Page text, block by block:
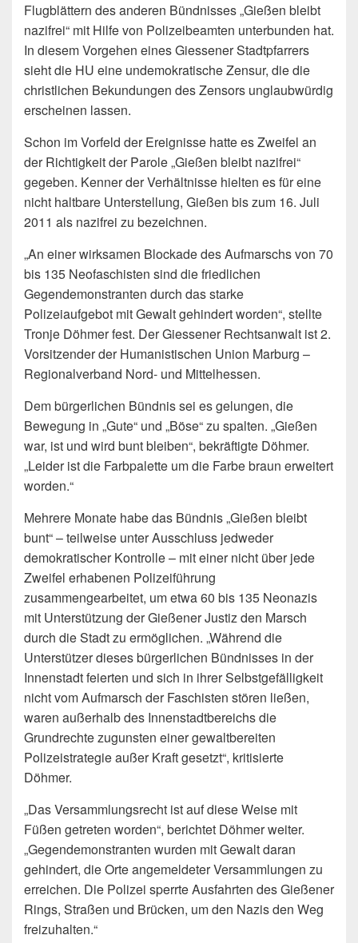
Flugblättern des anderen Bündnisses „Gießen bleibt
nazifrei“ mit Hilfe von Polizeibeamten unterbunden hat.
In diesem Vorgehen eines Giessener Stadtpfarrers
sieht die HU eine undemokratische Zensur, die die
christlichen Bekundungen des Zensors unglaubwürdig
erscheinen lassen.
Schon im Vorfeld der Ereignisse hatte es Zweifel an
der Richtigkeit der Parole „Gießen bleibt nazifrei“
gegeben. Kenner der Verhältnisse hielten es für eine
nicht haltbare Unterstellung, Gießen bis zum 16. Juli
2011 als nazifrei zu bezeichnen.
„An einer wirksamen Blockade des Aufmarschs von 70
bis 135 Neofaschisten sind die friedlichen
Gegendemonstranten durch das starke
Polizeiaufgebot mit Gewalt gehindert worden“, stellte
Tronje Döhmer fest. Der Giessener Rechtsanwalt ist 2.
Vorsitzender der Humanistischen Union Marburg –
Regionalverband Nord- und Mittelhessen.
Dem bürgerlichen Bündnis sei es gelungen, die
Bewegung in „Gute“ und „Böse“ zu spalten. „Gießen
war, ist und wird bunt bleiben“, bekräftigte Döhmer.
„Leider ist die Farbpalette um die Farbe braun erweitert
worden.“
Mehrere Monate habe das Bündnis „Gießen bleibt
bunt“ – teilweise unter Ausschluss jedweder
demokratischer Kontrolle – mit einer nicht über jede
Zweifel erhabenen Polizeiführung
zusammengearbeitet, um etwa 60 bis 135 Neonazis
mit Unterstützung der Gießener Justiz den Marsch
durch die Stadt zu ermöglichen. „Während die
Unterstützer dieses bürgerlichen Bündnisses in der
Innenstadt feierten und sich in ihrer Selbstgefälligkeit
nicht vom Aufmarsch der Faschisten stören ließen,
waren außerhalb des Innenstadtbereichs die
Grundrechte zugunsten einer gewaltbereiten
Polizeistrategie außer Kraft gesetzt“, kritisierte
Döhmer.
„Das Versammlungsrecht ist auf diese Weise mit
Füßen getreten worden“, berichtet Döhmer weiter.
„Gegendemonstranten wurden mit Gewalt daran
gehindert, die Orte angemeldeter Versammlungen zu
erreichen. Die Polizei sperrte Ausfahrten des Gießener
Rings, Straßen und Brücken, um den Nazis den Weg
freizuhalten.“